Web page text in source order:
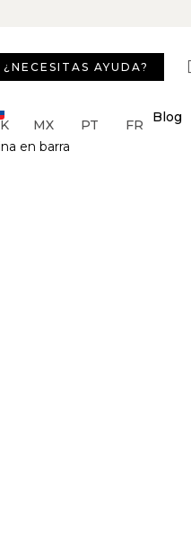
¿NECESITAS AYUDA?
MX PT FR Blog